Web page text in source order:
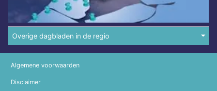
Overige dagbladen in de regio
Algemene voorwaarden
Disclaimer